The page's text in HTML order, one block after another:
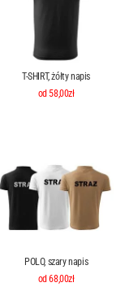
T-SHIRT, żółty napis
od 58,00zł
POLO, szary napis
od 68,00zł